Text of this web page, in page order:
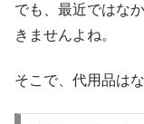
でも、最近ではな
きませんよね。
そこで、代用品は